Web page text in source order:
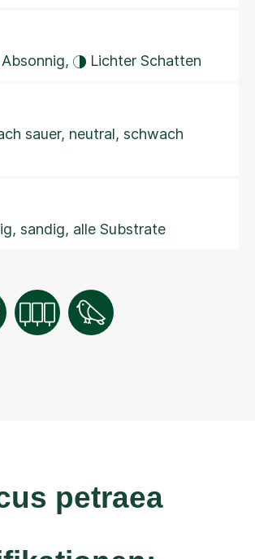
Absonnig, Lichter Schatten
sauer, neutral, schwach
sandig, alle Substrate
petraea